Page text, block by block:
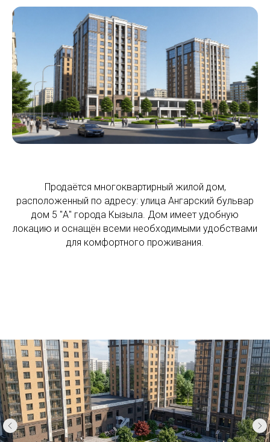
Продаётся многоквартирный жилой дом,
расположенный по адресу: улица Ангарский бульвар
дом 5 "А" города Кызыла. Дом имеет удобную
локацию и оснащён всеми необходимыми удобствами
для комфортного проживания.